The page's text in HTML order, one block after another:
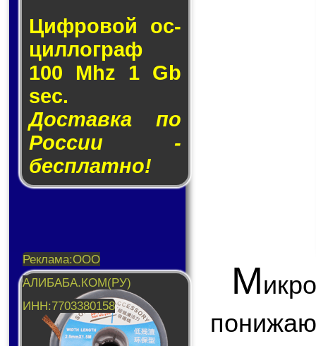
Циф­ро­вой ос­
цил­лог­раф
100 Mhz 1 Gb
sec.
Доставка по
России -
бесплатно!
М